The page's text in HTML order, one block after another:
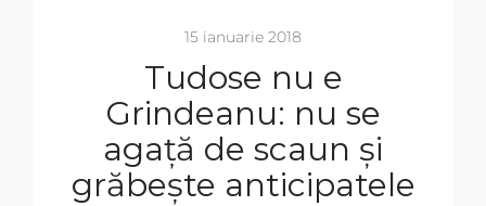
15 ianuarie 2018
Tudose nu e
Grindeanu: nu se
agață de scaun și
grăbește anticipatele